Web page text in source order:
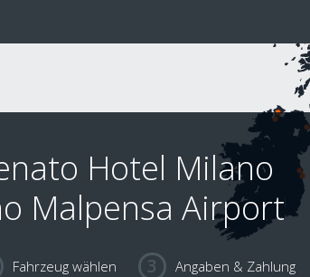
Hotel Milano
Malpensa Airport
Fahrzeug wählen Angaben & Zahlung